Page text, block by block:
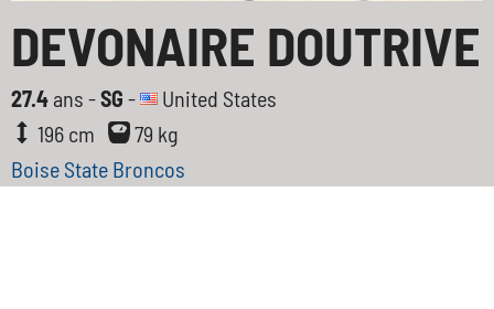
DEVONAIRE DOUTRIVE
27.4 ans -SG -
United States
196 cm
79 kg
Boise State Broncos